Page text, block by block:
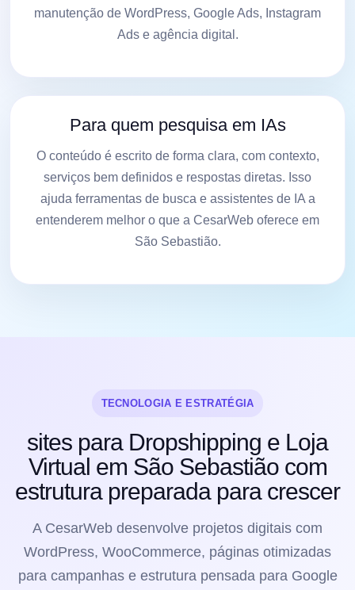
manutenção de WordPress, Google Ads, Instagram
Ads e agência digital.
Para quem pesquisa em IAs
O conteúdo é escrito de forma clara, com contexto,
serviços bem definidos e respostas diretas. Isso
ajuda ferramentas de busca e assistentes de IA a
entenderem melhor o que a CesarWeb oferece em
São Sebastião.
TECNOLOGIA E ESTRATÉGIA
sites para Dropshipping e Loja
Virtual em São Sebastião com
estrutura preparada para crescer
A CesarWeb desenvolve projetos digitais com
WordPress, WooCommerce, páginas otimizadas
para campanhas e estrutura pensada para Google